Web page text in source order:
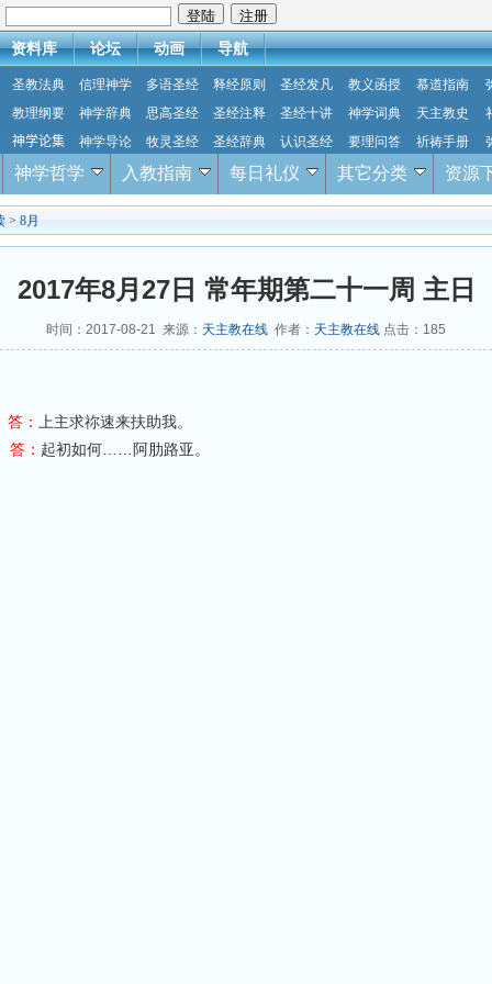
资料库 论坛 动画 导航
圣教法典 信理神学 多语圣经 释经原则 圣经发凡 教义函授 慕道指南
教理纲要
神学辞典 思高圣经 圣经注释 圣经十讲 神学词典 天主教史
神学论集
神学导论 牧灵圣经 圣经辞典 认识圣经 要理问答 祈祷手册
神学哲学 入教指南 每日礼仪 其它分类 资源
> 8月
2017年8月27日 常年期第二十一周 主日
时间：2017-08-21 来源： 天主教在线 作者： 天主教在线 点击： 185
答：
上主求祢速来扶助我。
答： 起初如何……阿肋路亚。